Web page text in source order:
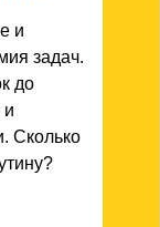
и
задач.
до
и
Сколько